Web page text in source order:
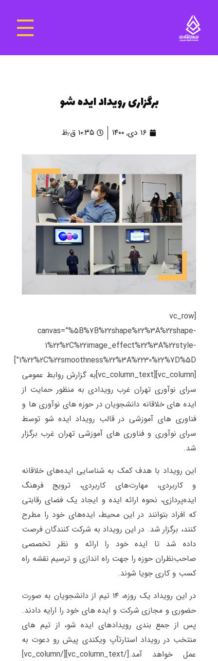
برگزاری رویداد ایده شو
۱۶ دی, ۱۴۰۰ ۱۰:۳۵ ق٫ظ
[vc_row
canvas=”%5B%7B%22shape%22%3A%22shape-
1%22%2C%22image_effect%22%3A%22style-
1%22%2C%22smoothness%22%3A%2230%22%7D%5D”]
[vc_column][vc_column_text]به گزارش روابط عمومی
سرای نوآوری تهران غرب رویدادی به منظور حمایت از
ایده های خلاقانه دانشجویان در حوزه های نوآوری ها و
فناوری های آموزشی در قالب رویداد ایده شو توسط
سرای نوآوری و فناوری های آموزشی تهران غرب برگزار
شد.
این رویداد با هدف کمک به شناسایی ایده‌های خلاقانه
و کاربردی، مهارت‌های کاربردی، ترویج فرهنگ
ایده‌پردازی، نحوه ارائه ایده و ایجاد یک فضای رقابتی
که افراد بتوانند در این محیط، ایده‌های خود را مطرح
کنند، برگزار شد. در این رویداد به شرکت کنندگان فرصت
داده شد تا ایده خود را ارائه و نظر تخصصی
صاحب‌نظران حوزه را جهت راه اندازی و ترسیم نقشه راه
کسب و کاری جویا شوند.
در این رویداد یک روزه، ۱۴ تیم از دانشجویان به صورت
حضوری و مجازی شرکت و ایده های خود را ارایه دادند.
پس از جمع بندی رویدادهای ایده شو، از تیم های
منتخب در رویداد استارتآپ ویکندی پیش رو دعوت به
عمل خواهد آمد.[/vc_column_text][/vc_column]